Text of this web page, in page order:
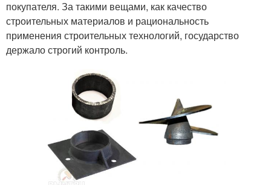
покупателя. За такими вещами, как качество
строительных материалов и рациональность
применения строительных технологий, государство
держало строгий контроль.